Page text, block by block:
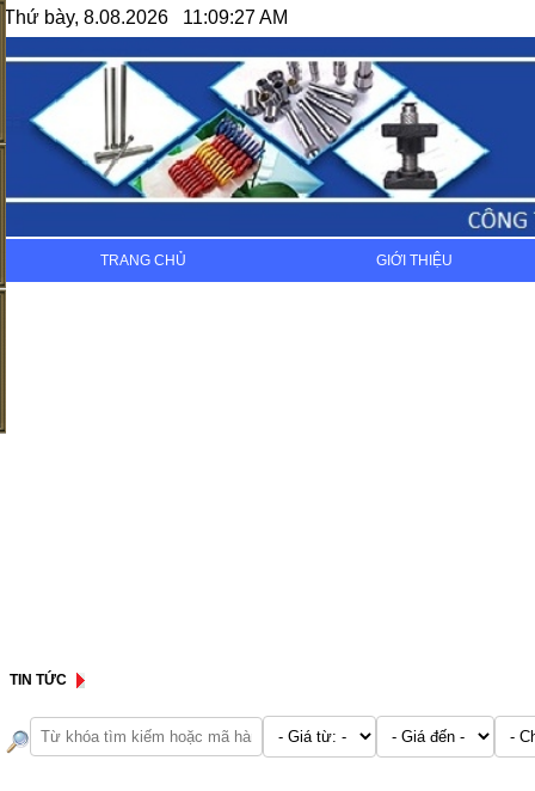
Thứ bày, 8.08.2026 11:09:27 AM
TRANG CHỦ GIỚI THIỆU
TIN TỨC